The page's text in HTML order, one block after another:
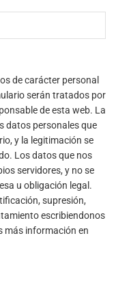
de carácter personal
serán tratados por
de esta web. La
datos personales que
y la legitimación se
Los datos que nos
servidores, y no se
u obligación legal.
supresión,
escribiendonos
más información en